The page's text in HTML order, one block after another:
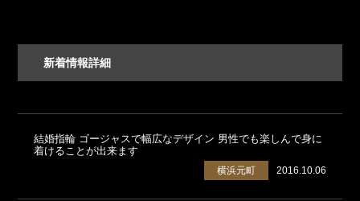
新着情報詳細
結婚指輪 ゴージャスで幅広なデザイン 男性でも楽しんで身に
着けることが出来ます
2016.10.06
横浜元町